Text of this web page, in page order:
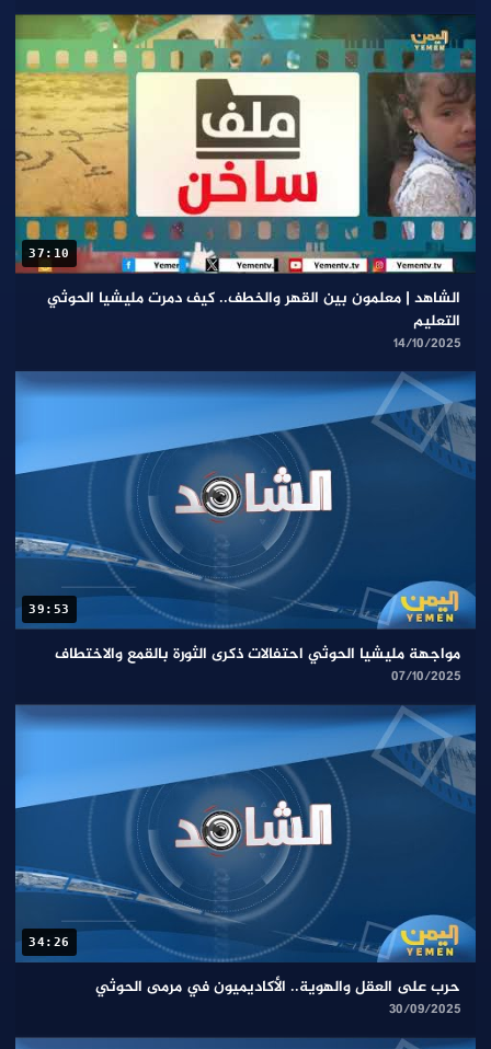
37:10
الشاهد | معلمون بين القهر والخطف.. كيف دمرت مليشيا الحوثي
التعليم
14/10/2025
39:53
مواجهة مليشيا الحوثي احتفالات ذكرى الثورة بالقمع والاختطاف
07/10/2025
34:26
حرب على العقل والهوية.. الأكاديميون في مرمى الحوثي
30/09/2025